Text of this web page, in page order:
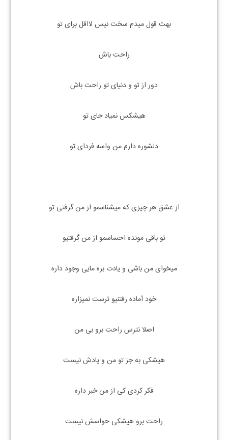
بهت قول میدم سخت نیس لااقل برای تو
راحت باش
دور از تو و دنیای تو راحت باش
هیشکس نمیاد جای تو
دلشوره دارم من واسه فردای تو
از عشق هر چیزی که میشناسمو از من گرفتی تو
تو باقی مونده احساسمو از من گرفتیو
میخوای من باشی و یادت بره مایی وجود داره
خود آماده رفتنیو ترست نمیزاره
اصلا نترس راحت برو بی من
هیشکی به جز تو من و یادش نیست
فکر کردی کی از من خبر داره
راحت برو هیشکی حواسش نیست